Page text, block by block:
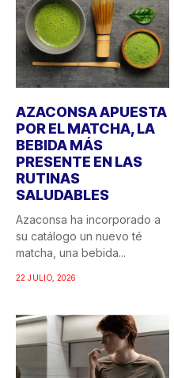
AZACONSA APUESTA
POR EL MATCHA, LA
BEBIDA MÁS
PRESENTE EN LAS
RUTINAS
SALUDABLES
Azaconsa ha incorporado a
su catálogo un nuevo té
matcha, una bebida...
22 JULIO, 2026